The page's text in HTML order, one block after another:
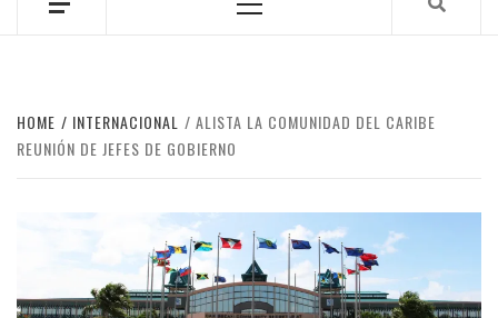
Menu
HOME INTERNACIONAL
ALISTA LA COMUNIDAD DEL CARIBE
REUNIÓN DE JEFES DE GOBIERNO